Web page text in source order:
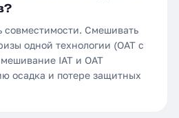
совместимости. Смешивать
одной технологии (OAT с
IAT и OAT
осадка и потере защитных